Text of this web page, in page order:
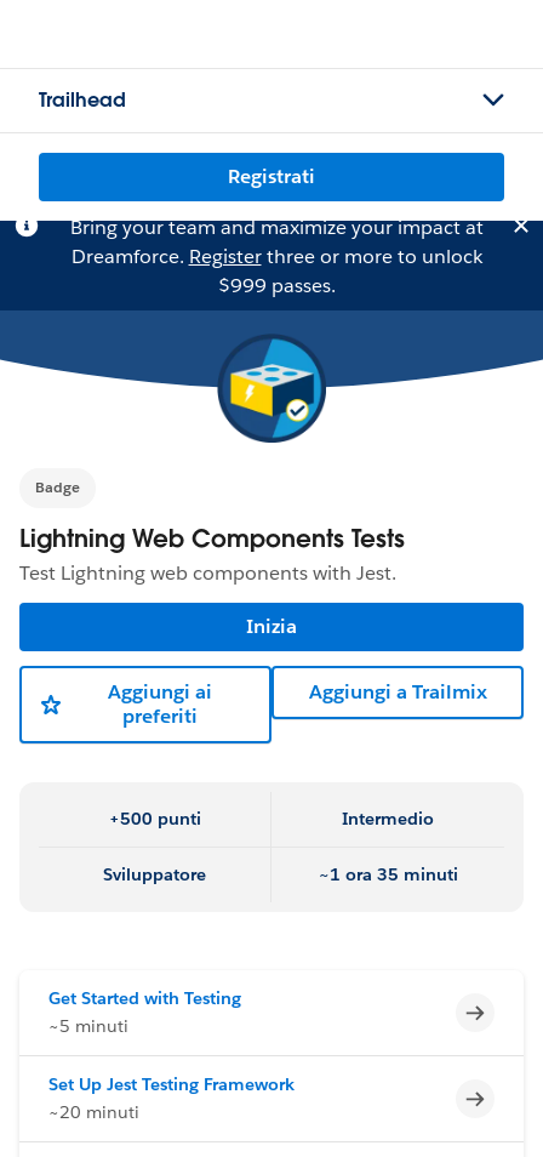
Trailhead
Registrati
Bring your team and maximize your impact at
Dreamforce. Registerthree or more to unlock
$999 passes.
Badge
Lightning Web Components Tests
Test Lightning web components with Jest.
Inizia
Aggiungi ai
preferiti
Aggiungi a Trailmix
+500 punti Intermedio
Sviluppatore ~1 ora 35 minuti
Get Started with Testing
~5 minuti
Set Up Jest Testing Framework
~20 minuti